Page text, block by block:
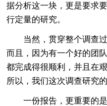
据分析这一块，更是要求
行定量的研究。
当然，贯穿整个调查
而且，因为有一个好的团
都完成得很顺利，并且在
所以，我们这次调查研究
一份报告，更重要的